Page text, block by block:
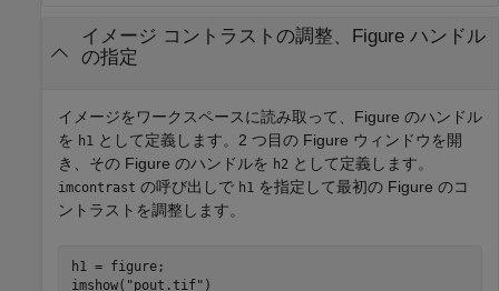
イメージ コントラストの調整、Figure ハンドル
の指定
イメージをワークスペースに読み取って、Figure のハンドル
を h1 として定義します。2 つ目の Figure ウィンドウを開
き、その Figure のハンドルを h2 として定義します。
imcontrast の呼び出しで h1 を指定して最初の Figure のコ
ントラストを調整します。
h1 = figure;
imshow( "pout.tif" )